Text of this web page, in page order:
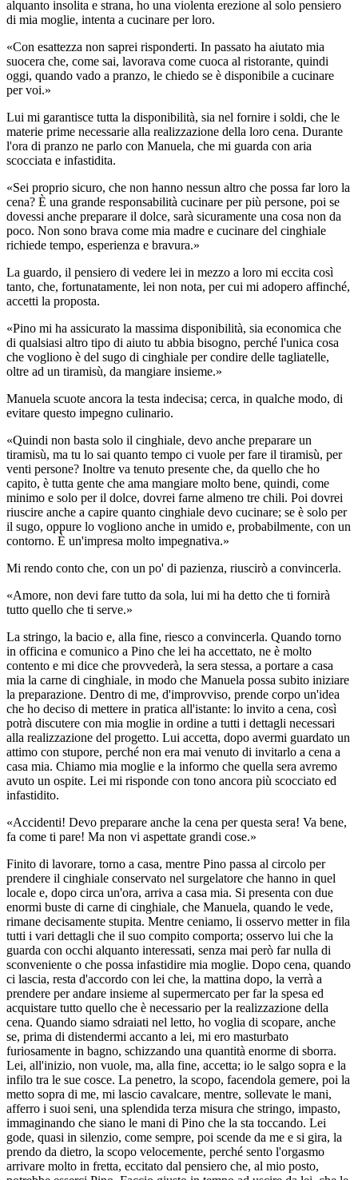
alquanto insolita e strana, ho una violenta erezione al solo pensiero
di mia moglie, intenta a cucinare per loro.
«Con esattezza non saprei risponderti. In passato ha aiutato mia
suocera che, come sai, lavorava come cuoca al ristorante, quindi
oggi, quando vado a pranzo, le chiedo se è disponibile a cucinare
per voi.»
Lui mi garantisce tutta la disponibilità, sia nel fornire i soldi, che le
materie prime necessarie alla realizzazione della loro cena. Durante
l'ora di pranzo ne parlo con Manuela, che mi guarda con aria
scocciata e infastidita.
«Sei proprio sicuro, che non hanno nessun altro che possa far loro la
cena? È una grande responsabilità cucinare per più persone, poi se
dovessi anche preparare il dolce, sarà sicuramente una cosa non da
poco. Non sono brava come mia madre e cucinare del cinghiale
richiede tempo, esperienza e bravura.»
La guardo, il pensiero di vedere lei in mezzo a loro mi eccita così
tanto, che, fortunatamente, lei non nota, per cui mi adopero affinché,
accetti la proposta.
«Pino mi ha assicurato la massima disponibilità, sia economica che
di qualsiasi altro tipo di aiuto tu abbia bisogno, perché l'unica cosa
che vogliono è del sugo di cinghiale per condire delle tagliatelle,
oltre ad un tiramisù, da mangiare insieme.»
Manuela scuote ancora la testa indecisa; cerca, in qualche modo, di
evitare questo impegno culinario.
«Quindi non basta solo il cinghiale, devo anche preparare un
tiramisù, ma tu lo sai quanto tempo ci vuole per fare il tiramisù, per
venti persone? Inoltre va tenuto presente che, da quello che ho
capito, è tutta gente che ama mangiare molto bene, quindi, come
minimo e solo per il dolce, dovrei farne almeno tre chili. Poi dovrei
riuscire anche a capire quanto cinghiale devo cucinare; se è solo per
il sugo, oppure lo vogliono anche in umido e, probabilmente, con un
contorno. È un'impresa molto impegnativa.»
Mi rendo conto che, con un po' di pazienza, riuscirò a convincerla.
«Amore, non devi fare tutto da sola, lui mi ha detto che ti fornirà
tutto quello che ti serve.»
La stringo, la bacio e, alla fine, riesco a convincerla. Quando torno
in officina e comunico a Pino che lei ha accettato, ne è molto
contento e mi dice che provvederà, la sera stessa, a portare a casa
mia la carne di cinghiale, in modo che Manuela possa subito iniziare
la preparazione. Dentro di me, d'improvviso, prende corpo un'idea
che ho deciso di mettere in pratica all'istante: lo invito a cena, così
potrà discutere con mia moglie in ordine a tutti i dettagli necessari
alla realizzazione del progetto. Lui accetta, dopo avermi guardato un
attimo con stupore, perché non era mai venuto di invitarlo a cena a
casa mia. Chiamo mia moglie e la informo che quella sera avremo
avuto un ospite. Lei mi risponde con tono ancora più scocciato ed
infastidito.
«Accidenti! Devo preparare anche la cena per questa sera! Va bene,
fa come ti pare! Ma non vi aspettate grandi cose.»
Finito di lavorare, torno a casa, mentre Pino passa al circolo per
prendere il cinghiale conservato nel surgelatore che hanno in quel
locale e, dopo circa un'ora, arriva a casa mia. Si presenta con due
enormi buste di carne di cinghiale, che Manuela, quando le vede,
rimane decisamente stupita. Mentre ceniamo, li osservo metter in fila
tutti i vari dettagli che il suo compito comporta; osservo lui che la
guarda con occhi alquanto interessati, senza mai però far nulla di
sconveniente o che possa infastidire mia moglie. Dopo cena, quando
ci lascia, resta d'accordo con lei che, la mattina dopo, la verrà a
prendere per andare insieme al supermercato per far la spesa ed
acquistare tutto quello che è necessario per la realizzazione della
cena. Quando siamo sdraiati nel letto, ho voglia di scopare, anche
se, prima di distendermi accanto a lei, mi ero masturbato
furiosamente in bagno, schizzando una quantità enorme di sborra.
Lei, all'inizio, non vuole, ma, alla fine, accetta; io le salgo sopra e la
infilo tra le sue cosce. La penetro, la scopo, facendola gemere, poi la
metto sopra di me, mi lascio cavalcare, mentre, sollevate le mani,
afferro i suoi seni, una splendida terza misura che stringo, impasto,
immaginando che siano le mani di Pino che la sta toccando. Lei
gode, quasi in silenzio, come sempre, poi scende da me e si gira, la
prendo da dietro, la scopo velocemente, perché sento l'orgasmo
arrivare molto in fretta, eccitato dal pensiero che, al mio posto,